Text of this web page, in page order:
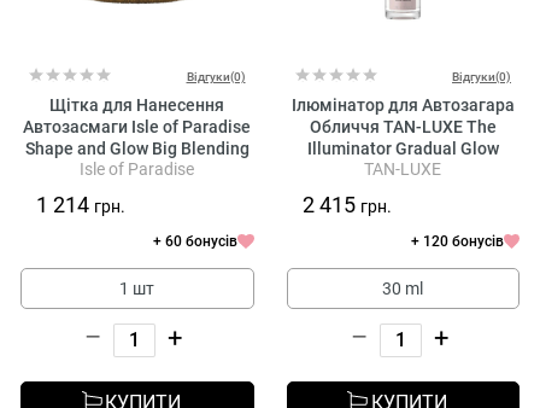
Відгуки(0)
Щітка для Нанесення
Автозасмаги Isle of Paradise
Shape and Glow Big Blending
Brush
Isle of Paradise
1 214 грн.
+ 60 бонусів
1 шт
– +
КУПИТИ
Відгуки(0)
Ілюмінатор для Автозагара
Обличчя TAN-LUXE The
Illuminator Gradual Glow
Serum
TAN-LUXE
2 415 грн.
+ 120 бонусів
30 ml
– +
КУПИТИ